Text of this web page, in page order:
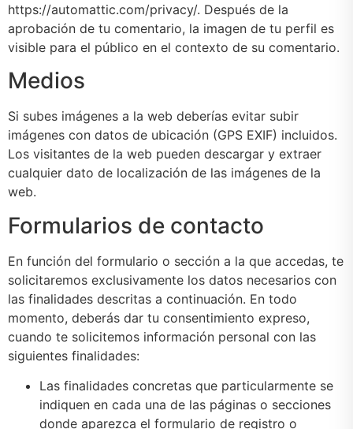
https://automattic.com/privacy/. Después de la
aprobación de tu comentario, la imagen de tu perfil es
visible para el público en el contexto de su comentario.
Medios
Si subes imágenes a la web deberías evitar subir
imágenes con datos de ubicación (GPS EXIF) incluidos.
Los visitantes de la web pueden descargar y extraer
cualquier dato de localización de las imágenes de la
web.
Formularios de contacto
En función del formulario o sección a la que accedas, te
solicitaremos exclusivamente los datos necesarios con
las finalidades descritas a continuación. En todo
momento, deberás dar tu consentimiento expreso,
cuando te solicitemos información personal con las
siguientes finalidades:
Las finalidades concretas que particularmente se
indiquen en cada una de las páginas o secciones
donde aparezca el formulario de registro o